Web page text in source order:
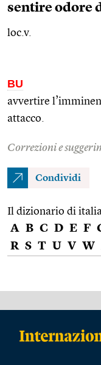
sentire odore
loc.v.
BU
avvertire
attacco.
Correzioni e
Condividi
Il dizionario di
A B C D E F
R S T U V W